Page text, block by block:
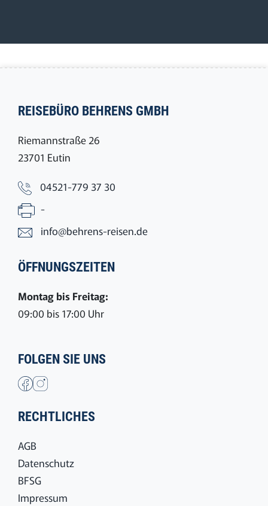
REISEBÜRO BEHRENS GMBH
Riemannstraße 26
23701 Eutin
04521-779 37 30
-
info@behrens-reisen.de
ÖFFNUNGSZEITEN
Montag bis Freitag:
09:00 bis 17:00 Uhr
FOLGEN SIE UNS
RECHTLICHES
AGB
Datenschutz
BFSG
Impressum